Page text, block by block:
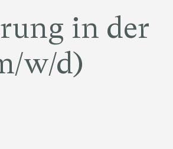
in der
w/d)